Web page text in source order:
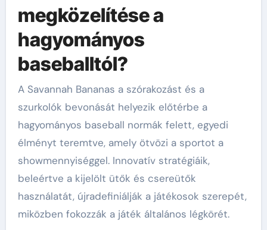
megközelítése a
hagyományos
baseballtól?
A Savannah Bananas a szórakozást és a
szurkolók bevonását helyezik előtérbe a
hagyományos baseball normák felett, egyedi
élményt teremtve, amely ötvözi a sportot a
showmennyiséggel. Innovatív stratégiáik,
beleértve a kijelölt ütők és csereütők
használatát, újradefiniálják a játékosok szerepét,
miközben fokozzák a játék általános légkörét.